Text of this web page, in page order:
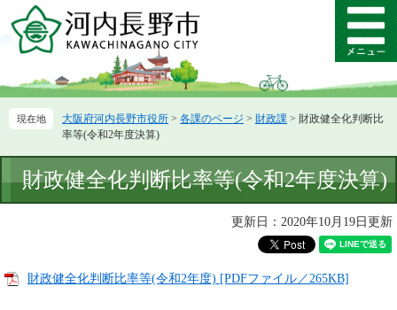
ー
先
ニ
を
て
メ
ニ
ー
大阪府河内長野市役所 > 各課のページ > 財政課 > 財政健全化判断比
率等(令和2年度決算)
文
財政健全化判断比率等(令和2年度決算)
更新日：2020年10月19日更新
財政健全化判断比率等(令和2年度) [PDFファイル／265KB]